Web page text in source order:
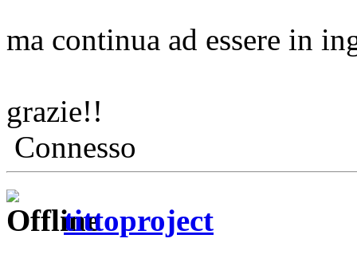
ma continua ad essere in
grazie!!
Connesso
tittoproject